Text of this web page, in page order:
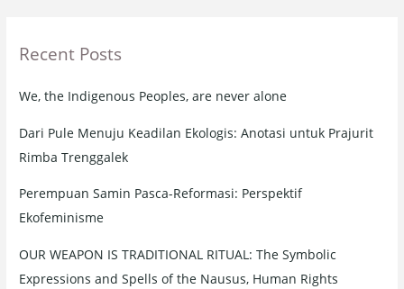
c
f
Recent Posts
We, the Indigenous Peoples, are never alone
Dari Pule Menuju Keadilan Ekologis: Anotasi untuk Prajurit
Rimba Trenggalek
Perempuan Samin Pasca-Reformasi: Perspektif
Ekofeminisme
OUR WEAPON IS TRADITIONAL RITUAL: The Symbolic
Expressions and Spells of the Nausus, Human Rights